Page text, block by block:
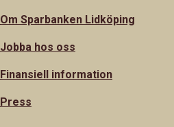
Om Sparbanken Lidköping
Jobba hos oss
Finansiell information
Press